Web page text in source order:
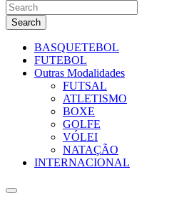
Search
BASQUETEBOL
FUTEBOL
Outras Modalidades
FUTSAL
ATLETISMO
BOXE
GOLFE
VÓLEI
NATAÇÃO
INTERNACIONAL